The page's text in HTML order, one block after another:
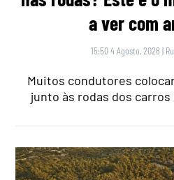
a ver com
15:50 4 Agosto, 2026 |
Muitos condutores
junto às rodas dos